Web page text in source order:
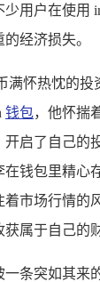
用户在使用
经济损失。
满怀热忱的投
钱包，他怀揣
启了自己的
钱包里精心
市场行情的
属于自己的
条突如其来